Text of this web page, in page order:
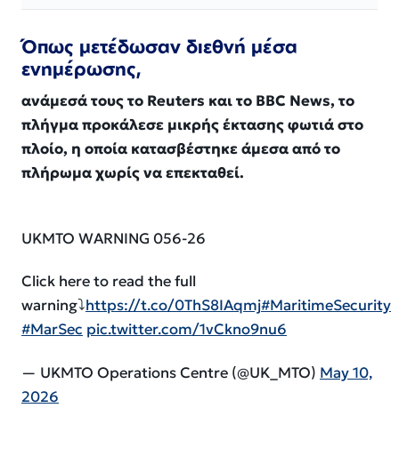
Όπως μετέδωσαν διεθνή μέσα
ενημέρωσης,
ανάμεσά τους το Reuters και το BBC News, το
πλήγμα προκάλεσε μικρής έκτασης φωτιά στο
πλοίο, η οποία κατασβέστηκε άμεσα από το
πλήρωμα χωρίς να επεκταθεί.
UKMTO WARNING 056-26
Click here to read the full
warning⤵️https://t.co/0ThS8IAqmj#MaritimeSecurity
#MarSec pic.twitter.com/1vCkno9nu6
— UKMTO Operations Centre (@UK_MTO) May 10,
2026